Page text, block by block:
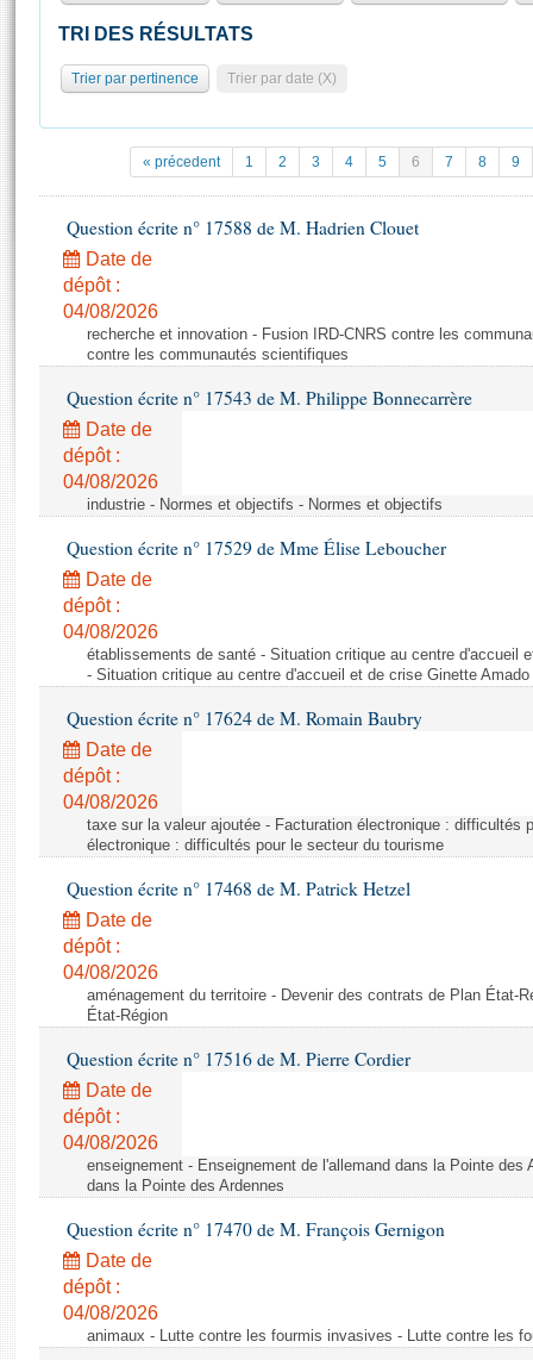
Pétitions
Projets de loi
Propositions de loi
Amendements
Textes adoptés
Rapports législatifs
Rapports sur l'application des lois
Baromètre de l’application des lois
Dossiers législatifs
Budget et sécurité sociale
Questions écrites et orales
Comptes rendus des débats
Statistiques et chiffres clés
Documents de référence
( Constitution | Règlement de l'Assemblée ... )
Histoire
Juniors
Anciennes législatures
La Bibliothèque
Contacts et plan d'accès
Photos libres de droit
TRI DES RÉSULTATS
Trier par pertinence Trier par date (X)
« précedent 1 2 3 4 5 6 7 8 9
Question écrite n° 17588 de M. Hadrien Clouet
Date de
dépôt :
04/08/2026
recherche et innovation - Fusion IRD-CNRS contre les
contre les communautés scientifiques
Question écrite n° 17543 de M. Philippe Bonnecarrère
Date de
dépôt :
04/08/2026
industrie - Normes et objectifs - Normes et objectifs
Question écrite n° 17529 de Mme Élise Leboucher
Date de
dépôt :
04/08/2026
établissements de santé - Situation critique au centre d'accueil
- Situation critique au centre d'accueil et de crise Ginette Amado
Question écrite n° 17624 de M. Romain Baubry
Date de
dépôt :
04/08/2026
taxe sur la valeur ajoutée - Facturation électronique : difficultés
électronique : difficultés pour le secteur du tourisme
Question écrite n° 17468 de M. Patrick Hetzel
Date de
dépôt :
04/08/2026
aménagement du territoire - Devenir des contrats de Plan État-
État-Région
Question écrite n° 17516 de M. Pierre Cordier
Date de
dépôt :
04/08/2026
enseignement - Enseignement de l'allemand dans la Pointe des
dans la Pointe des Ardennes
Question écrite n° 17470 de M. François Gernigon
Date de
dépôt :
04/08/2026
animaux - Lutte contre les fourmis invasives - Lutte contre les